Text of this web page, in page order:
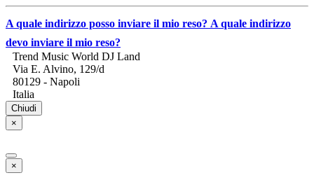
A quale indirizzo posso inviare il mio reso? A quale indirizzo
devo inviare il mio reso?
Trend Music World DJ Land
Via E. Alvino, 129/d
80129 - Napoli
Italia
Chiudi
×
×